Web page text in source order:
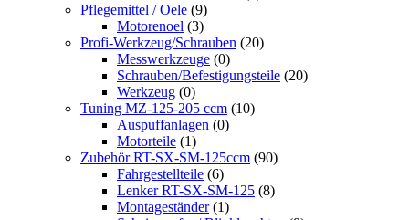
Pflegemittel / Oele (9)
Motorenoel (3)
Profi-Werkzeug/Schrauben (20)
Messwerkzeuge (0)
Schrauben/Befestigungsteile (20)
Werkzeug (0)
Tuning MZ-125-205 ccm (10)
Auspuffanlagen (0)
Motorteile (1)
Zubehör RT-SX-SM-125ccm (90)
Fahrgestellteile (6)
Lenker RT-SX-SM-125 (8)
Montageständer (1)